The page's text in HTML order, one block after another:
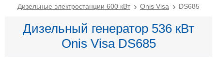
Дизельные электростанции 600 кВт
Onis Visa DS685
Дизельный генератор 536 кВт
Onis Visa DS685